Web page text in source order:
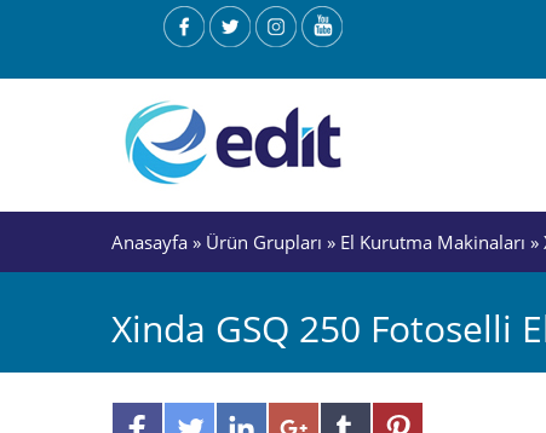
Anasayfa » Ürün Grupları » El Kurutma Makinaları »
Xinda GSQ 250 Fotoselli